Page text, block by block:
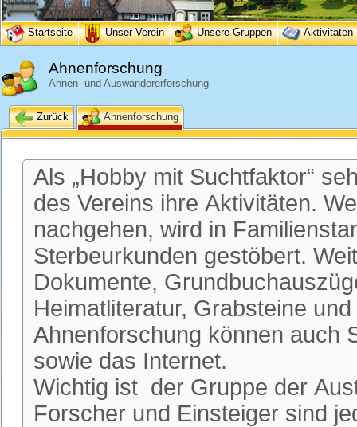
Startseite Unser Verein Unsere Gruppen Aktivitäten
Ahnenforschung
Ahnen- und Auswandererforschung
Zurück Ahnenforschung
Als „Hobby mit Suchtfaktor“
des Vereins ihre Aktivitäten.
nachgehen, wird in
Sterbeurkunden gestöbert.
Dokumente,
Heimatliteratur, Grabsteine
Ahnenforschung können auch
sowie das Internet.
Wichtig ist der Gruppe der
Forscher und Einsteiger sind